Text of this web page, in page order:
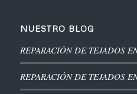
NUESTRO BLOG
REPARACIÓN DE TEJADOS
REPARACIÓN DE TEJADOS